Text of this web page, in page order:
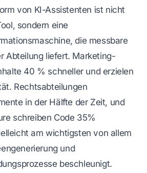
von KI-Assistenten ist nicht
sondern eine
die messbare
Abteilung liefert. Marketing-
40 % schneller und erzielen
Rechtsabteilungen
in der Hälfte der Zeit, und
schreiben Code 35%
am wichtigsten von allem
und
beschleunigt.